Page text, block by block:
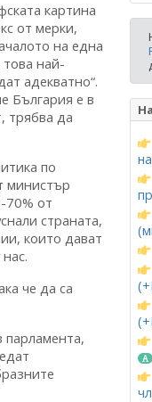
картина
от мерки,
на една
най-
адекватно“.
България е в
трябва да
по
министър
70% от
страната,
които дават
че да са